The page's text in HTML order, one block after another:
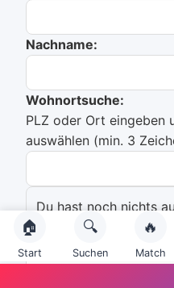
Nachname:
Wohnortsuche:
PLZ oder Ort eingeben
auswählen (min. 3
Du hast noch nichts
Emailadresse:
🏠
Start
🔍
Suchen
🔥
Match